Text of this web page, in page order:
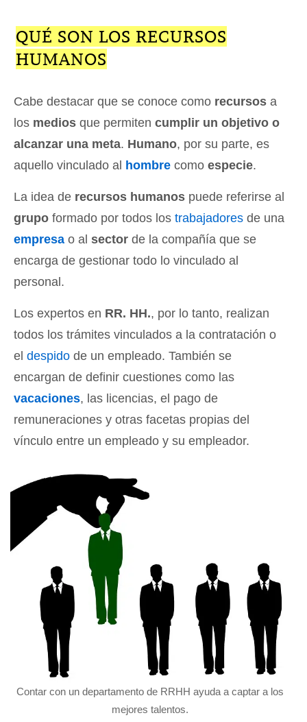
QUÉ SON LOS RECURSOS
HUMANOS
Cabe destacar que se conoce como recursos a
los medios que permiten cumplir un objetivo o
alcanzar una meta. Humano, por su parte, es
aquello vinculado al hombre como especie.
La idea de recursos humanos puede referirse al
grupo formado por todos los trabajadores de una
empresa o al sector de la compañía que se
encarga de gestionar todo lo vinculado al
personal.
Los expertos en RR. HH., por lo tanto, realizan
todos los trámites vinculados a la contratación o
el despido de un empleado. También se
encargan de definir cuestiones como las
vacaciones, las licencias, el pago de
remuneraciones y otras facetas propias del
vínculo entre un empleado y su empleador.
Contar con un departamento de RRHH ayuda a captar a los
mejores talentos.